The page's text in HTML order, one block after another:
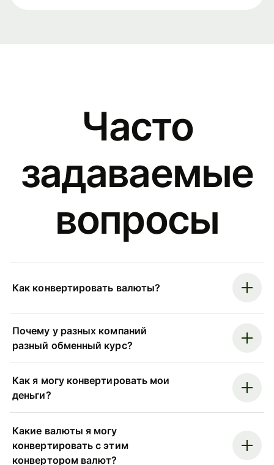
Часто
задаваемые
вопросы
Как конвертировать валюты?
Почему у разных компаний
разный обменный курс?
Как я могу конвертировать мои
деньги?
Какие валюты я могу
конвертировать с этим
конвертором валют?